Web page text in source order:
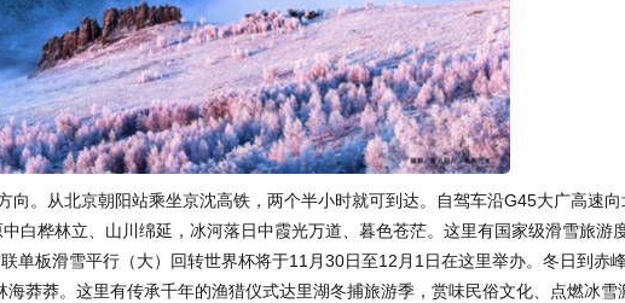
向。从北京朝阳站乘坐京沈高铁，两个半小时就可到达。自驾车沿G45大广高速向
白桦林立、山川绵延，冰河落日中霞光万道、暮色苍茫。这里有国家级滑雪旅游
板滑雪平行（大）回转世界杯将于11月30日至12月1日在这里举办。冬日到赤峰
莽莽。这里有传承千年的渔猎仪式达里湖冬捕旅游季，赏味民俗文化、点燃冰雪